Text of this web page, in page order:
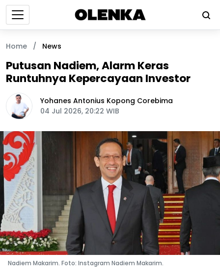
Home / News
Putusan Nadiem, Alarm Keras
Runtuhnya Kepercayaan Investor
Yohanes Antonius Kopong Corebima
04 Jul 2026, 20:22 WIB
Nadiem Makarim. Foto: Instagram Nadiem Makarim.